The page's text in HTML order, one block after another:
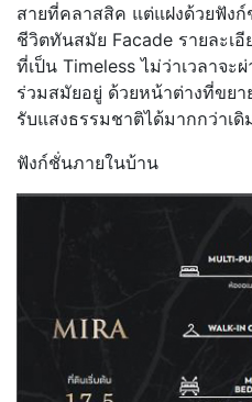
สายที่คลาสสิค แต่แฝงด้วยฟัง
ชีวิตทันสมัย Facade รายละเ
ที่เป็น Timeless ไม่ว่าเวลาจ
ร่วมสมัยอยู่ ด้วยหน้าต่างที่ขย
รับแสงธรรมชาติได้มากกว่าเดิ
ฟังก์ชั่นภายในบ้าน